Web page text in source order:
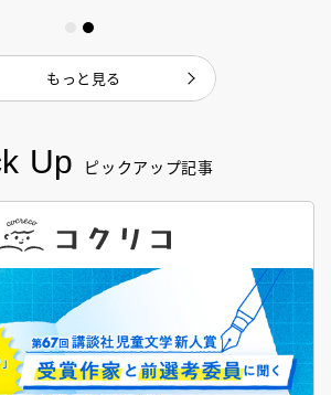
Up ピックアップ記事
もっと見る